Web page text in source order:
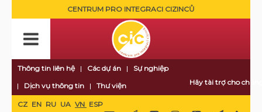
CENTRUM PRO INTEGRACI CIZINCŮ
Thông tin liên hệ Các dự án
Sự nghiệp
Dịch vụ thông tin
Thư viện Hãy tài trợ cho
CZ EN RU UA VN ESP